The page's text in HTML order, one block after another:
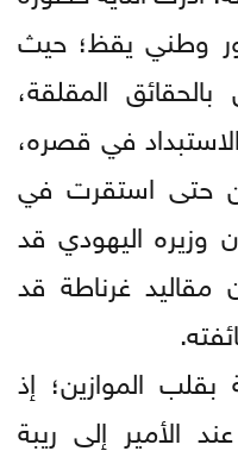
وطني يقظ؛ حيث
المقلقة،
في قصره،
حتى استقرت في
وزيره اليهودي قد
مقاليد غرناطة قد
الموازين؛ إذ
الأمير إلى ريبة